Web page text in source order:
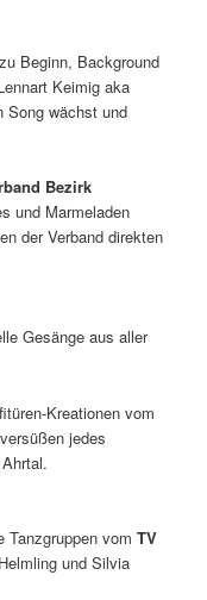
Beginn, Background
Keimig aka
Song wächst und
Bezirk
und Marmeladen
der Verband direkten
Gesänge aus aller
Kreationen vom
versüßen jedes
Tanzgruppen vomTV
und Silvia